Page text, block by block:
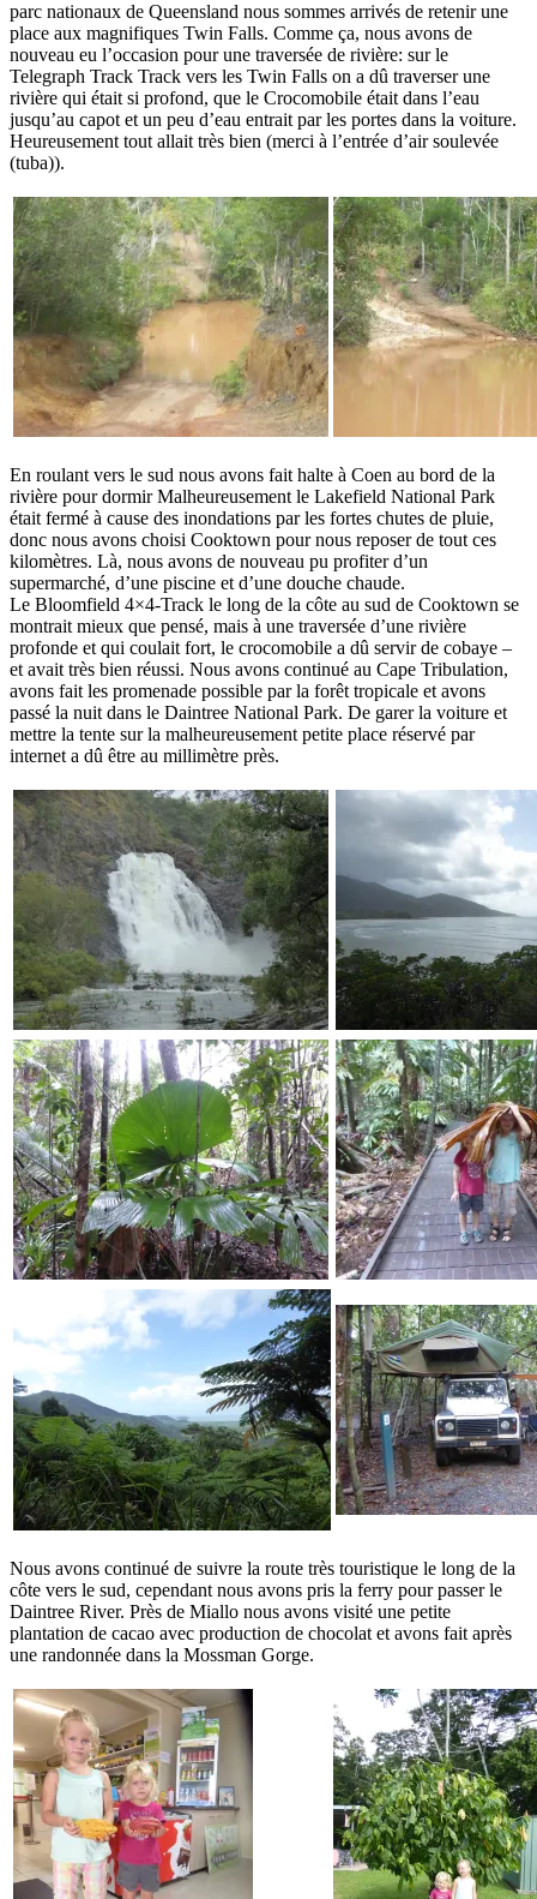
parc nationaux de Queensland nous sommes arrivés de retenir une
place aux magnifiques Twin Falls. Comme ça, nous avons de
nouveau eu l’occasion pour une traversée de rivière: sur le
Telegraph Track Track vers les Twin Falls on a dû traverser une
rivière qui était si profond, que le Crocomobile était dans l’eau
jusqu’au capot et un peu d’eau entrait par les portes dans la voiture.
Heureusement tout allait très bien (merci à l’entrée d’air soulevée
(tuba)).
En roulant vers le sud nous avons fait halte à Coen au bord de la
rivière pour dormir Malheureusement le Lakefield National Park
était fermé à cause des inondations par les fortes chutes de pluie,
donc nous avons choisi Cooktown pour nous reposer de tout ces
kilomètres. Là, nous avons de nouveau pu profiter d’un
supermarché, d’une piscine et d’une douche chaude.
Le Bloomfield 4×4-Track le long de la côte au sud de Cooktown se
montrait mieux que pensé, mais à une traversée d’une rivière
profonde et qui coulait fort, le crocomobile a dû servir de cobaye –
et avait très bien réussi. Nous avons continué au Cape Tribulation,
avons fait les promenade possible par la forêt tropicale et avons
passé la nuit dans le Daintree National Park. De garer la voiture et
mettre la tente sur la malheureusement petite place réservé par
internet a dû être au millimètre près.
Nous avons continué de suivre la route très touristique le long de la
côte vers le sud, cependant nous avons pris la ferry pour passer le
Daintree River. Près de Miallo nous avons visité une petite
plantation de cacao avec production de chocolat et avons fait après
une randonnée dans la Mossman Gorge.